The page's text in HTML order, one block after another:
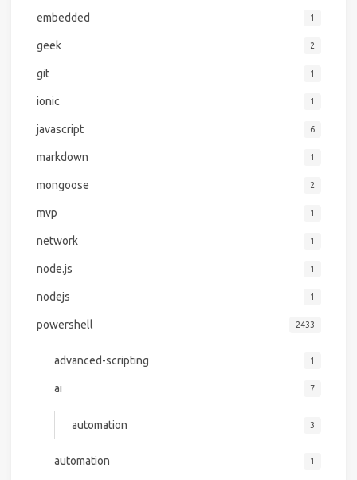
embedded 1
geek 2
git 1
ionic 1
javascript 6
markdown 1
mongoose 2
mvp 1
network 1
node.js 1
nodejs 1
powershell 2433
advanced-scripting 1
ai 7
automation 3
automation 1